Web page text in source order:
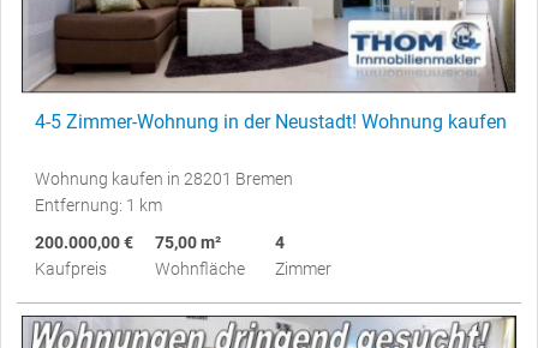
4-5 Zimmer-Wohnung in der Neustadt! Wohnung kaufen
Wohnung kaufen in 28201 Bremen
Entfernung: 1 km
200.000,00 €
Kaufpreis
75,00 m²
Wohnfläche
4
Zimmer